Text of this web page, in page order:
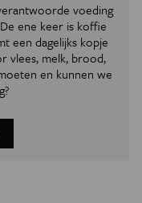
voeding
ene keer is koffie
een dagelijks kopje
vlees, melk, brood,
en kunnen we